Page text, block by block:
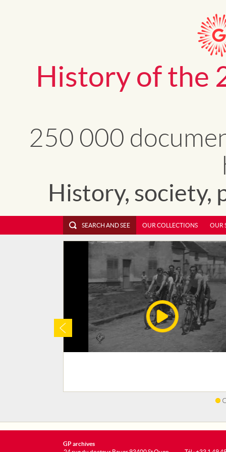
History of the
250 000
History, society,
SEARCH AND SEE OUR COLLECTIONS OUR
GP archives